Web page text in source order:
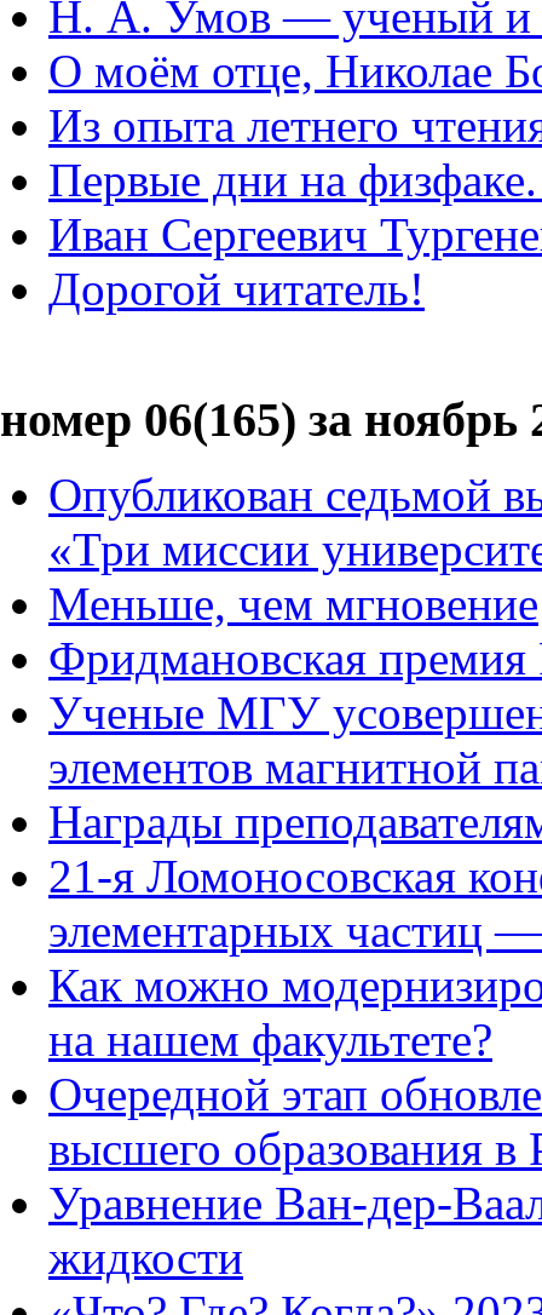
Н. А. Умов — ученый и
О моём отце, Николае
Из опыта летнего
Первые дни на
Иван Сергеевич
Дорогой читатель!
номер 06(165) за ноябрь
Опубликован седьмой
«Три миссии
Меньше, чем мгновение
Фридмановская
Ученые МГУ
элементов магнитной
Награды
21-я Ломоносовская
элементарных частиц
Как можно
на нашем факультете?
Очередной этап
высшего образования в
Уравнение Ван-дер-
жидкости